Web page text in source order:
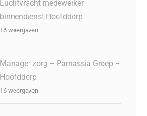
Luchtvracht medewerker
binnendienst Hoofddorp
16 weergaven
Manager zorg – Parnassia Groep –
Hoofddorp
16 weergaven